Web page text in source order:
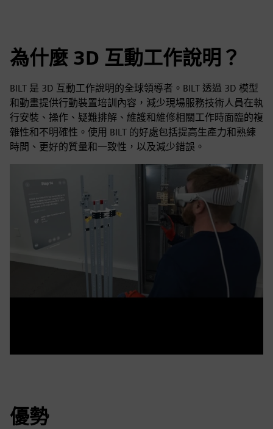
為什麼 3D 互動工作說明？
BILT 是 3D 互動工作說明的全球領導者。BILT 透過 3D 模型
和動畫提供行動裝置培訓內容，減少現場服務技術人員在執
行安裝、操作、疑難排解、維護和維修相關工作時面臨的複
雜性和不明確性。使用 BILT 的好處包括提高生產力和熟練
時間、更好的質量和一致性，以及減少錯誤。
優勢